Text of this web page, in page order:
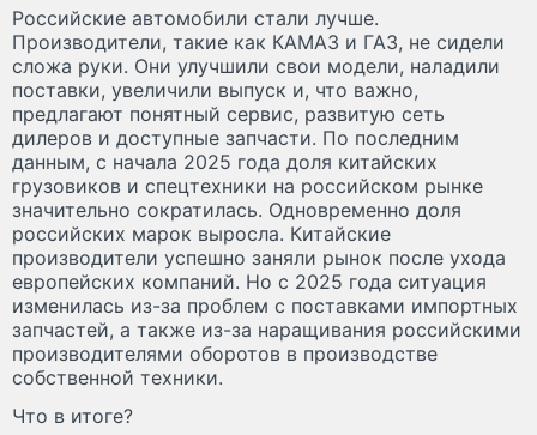
Российские автомобили стали лучше.
Производители, такие как КАМАЗ и ГАЗ, не сидели
сложа руки. Они улучшили свои модели, наладили
поставки, увеличили выпуск и, что важно,
предлагают понятный сервис, развитую сеть
дилеров и доступные запчасти. По последним
данным, с начала 2025 года доля китайских
грузовиков и спецтехники на российском рынке
значительно сократилась. Одновременно доля
российских марок выросла. Китайские
производители успешно заняли рынок после ухода
европейских компаний. Но с 2025 года ситуация
изменилась из-за проблем с поставками импортных
запчастей, а также из-за наращивания российскими
производителями оборотов в производстве
собственной техники.
Что в итоге?